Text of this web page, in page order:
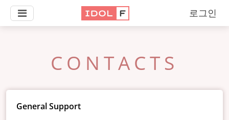
로그인
CONTACTS
General Support